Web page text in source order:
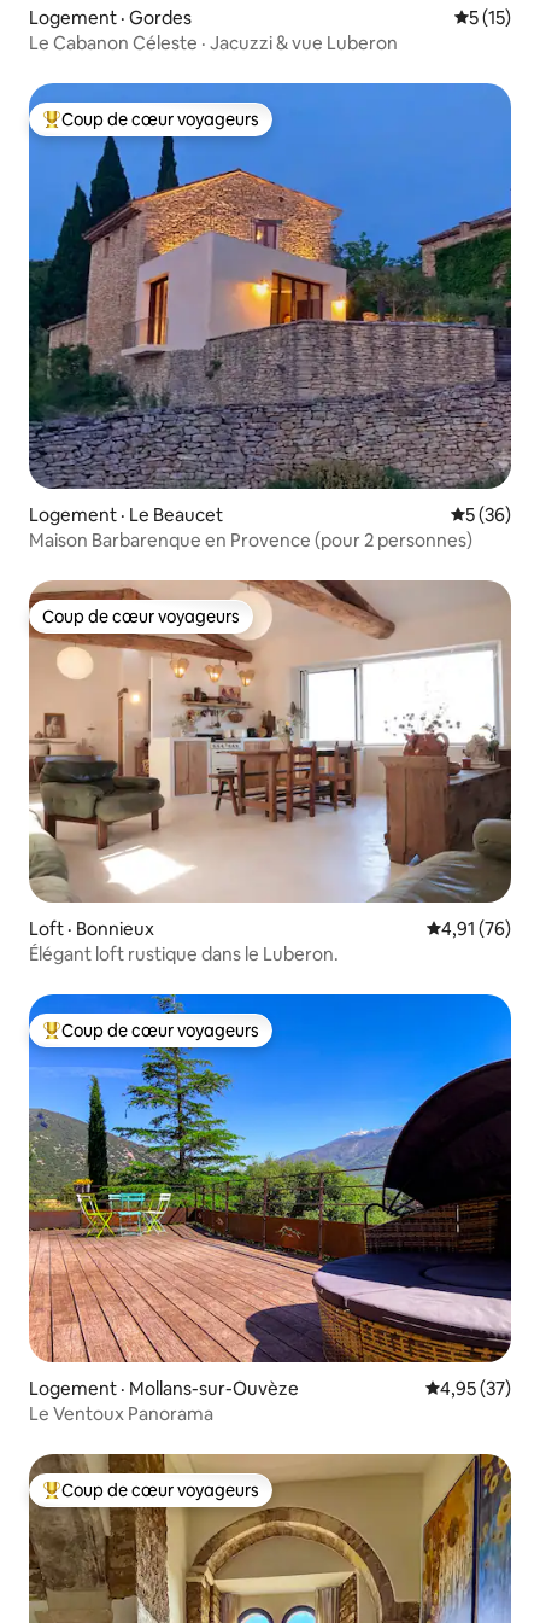
Logement · Gordes Note
5 (15)
Le Cabanon Céleste · Jacuzzi & vue Luberon
Coup de cœur voyageurs parmi les plus aimés
Coup de cœur voyageurs
Logement · Le Beaucet Note
5 (36)
Maison Barbarenque en Provence (pour 2 personnes)
Coup de cœur voyageurs
Coup de cœur voyageurs
Loft · Bonnieux Note
4,91 (76)
Élégant loft rustique dans le Luberon.
Coup de cœur voyageurs parmi les plus aimés
Coup de cœur voyageurs
Logement · Mollans-sur-Ouvèze Note
4,95 (37)
Le Ventoux Panorama
Coup de cœur voyageurs parmi les plus aimés
Coup de cœur voyageurs